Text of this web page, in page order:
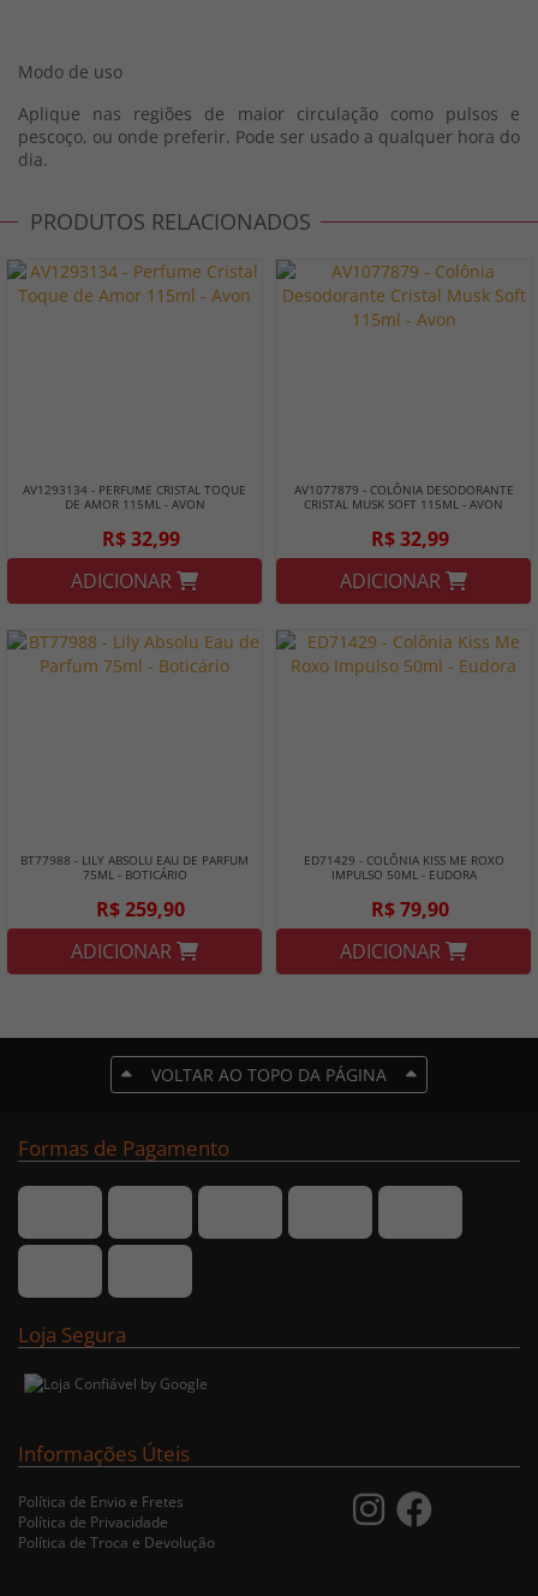
Modo de uso
Aplique nas regiões de maior circulação como pulsos e
pescoço, ou onde preferir. Pode ser usado a qualquer hora do
dia.
PRODUTOS RELACIONADOS
AV1293134 - PERFUME CRISTAL TOQUE
DE AMOR 115ML - AVON
R$ 32,99
ADICIONAR
AV1077879 - COLÔNIA DESODORANTE
CRISTAL MUSK SOFT 115ML - AVON
R$ 32,99
ADICIONAR
BT77988 - LILY ABSOLU EAU DE PARFUM
75ML - BOTICÁRIO
R$ 259,90
ADICIONAR
ED71429 - COLÔNIA KISS ME ROXO
IMPULSO 50ML - EUDORA
R$ 79,90
ADICIONAR
VOLTAR AO TOPO DA PÁGINA
Formas de Pagamento
Loja Segura
Informações Úteis
Política de Envio e Fretes
Política de Privacidade
Política de Troca e Devolução